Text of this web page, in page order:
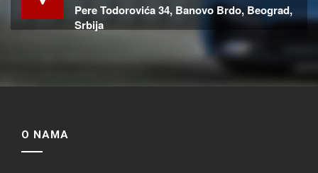
Pere Todorovića 34, Banovo Brdo, Beograd,
Srbija
O NAMA